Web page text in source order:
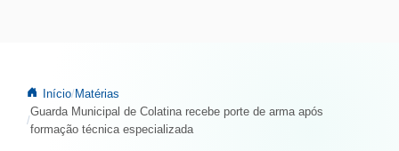
Início Matérias
Guarda Municipal de Colatina recebe porte de arma após
formação técnica especializada